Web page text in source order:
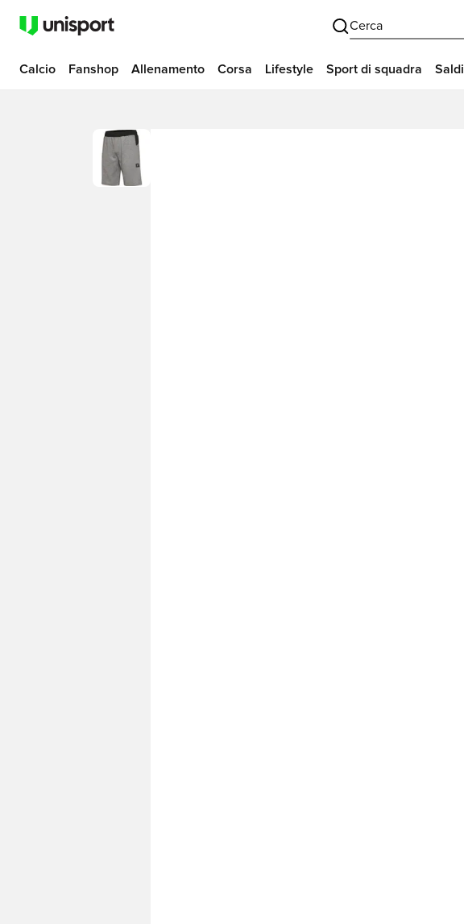
Cerca
Calcio Fanshop Allenamento Corsa Lifestyle Sport di squadra Saldi